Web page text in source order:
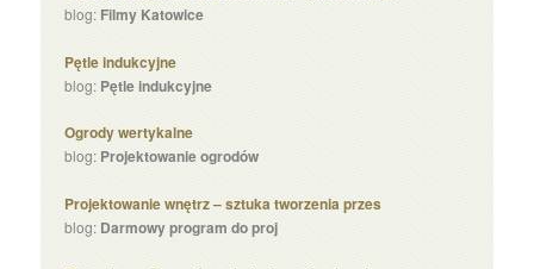
blog:Filmy Katowice
Pętle indukcyjne
blog:Pętle indukcyjne
Ogrody wertykalne
blog:Projektowanie ogrodów
Projektowanie wnętrz – sztuka tworzenia przes
blog: Darmowy program do proj